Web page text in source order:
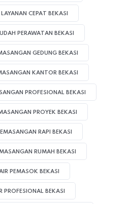
CEPAT BEKASI
PERAWATAN BEKASI
GEDUNG BEKASI
KANTOR BEKASI
PROFESIONAL BEKASI
PROYEK BEKASI
RAPI BEKASI
RUMAH BEKASI
PEMASOK BEKASI
PROFESIONAL BEKASI